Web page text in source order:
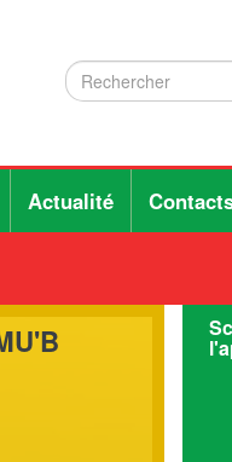
Rechercher
Actualité